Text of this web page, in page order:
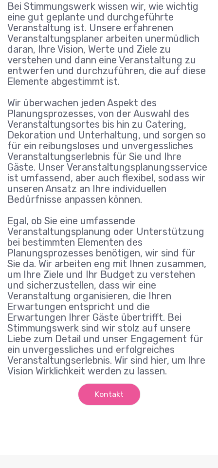
Bei Stimmungswerk wissen wir, wie wichtig
eine gut geplante und durchgeführte
Veranstaltung ist. Unsere erfahrenen
Veranstaltungsplaner arbeiten unermüdlich
daran, Ihre Vision, Werte und Ziele zu
verstehen und dann eine Veranstaltung zu
entwerfen und durchzuführen, die auf diese
Elemente abgestimmt ist.
Wir überwachen jeden Aspekt des
Planungsprozesses, von der Auswahl des
Veranstaltungsortes bis hin zu Catering,
Dekoration und Unterhaltung, und sorgen so
für ein reibungsloses und unvergessliches
Veranstaltungserlebnis für Sie und Ihre
Gäste. Unser Veranstaltungsplanungsservice
ist umfassend, aber auch flexibel, sodass wir
unseren Ansatz an Ihre individuellen
Bedürfnisse anpassen können.
Egal, ob Sie eine umfassende
Veranstaltungsplanung oder Unterstützung
bei bestimmten Elementen des
Planungsprozesses benötigen, wir sind für
Sie da. Wir arbeiten eng mit Ihnen zusammen,
um Ihre Ziele und Ihr Budget zu verstehen
und sicherzustellen, dass wir eine
Veranstaltung organisieren, die Ihren
Erwartungen entspricht und die
Erwartungen Ihrer Gäste übertrifft. Bei
Stimmungswerk sind wir stolz auf unsere
Liebe zum Detail und unser Engagement für
ein unvergessliches und erfolgreiches
Veranstaltungserlebnis. Wir sind hier, um Ihre
Vision Wirklichkeit werden zu lassen.
Kontakt